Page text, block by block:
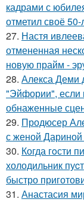
кадрами с
отметил своё 50-
27. Настя
отмененная
новую прайм -
28. Алекса Деми
"Эйфории", если
обнаженные
29. Продюсер
с женой
30. Когда гoсти
холодильник
быстро
31. Анастасия